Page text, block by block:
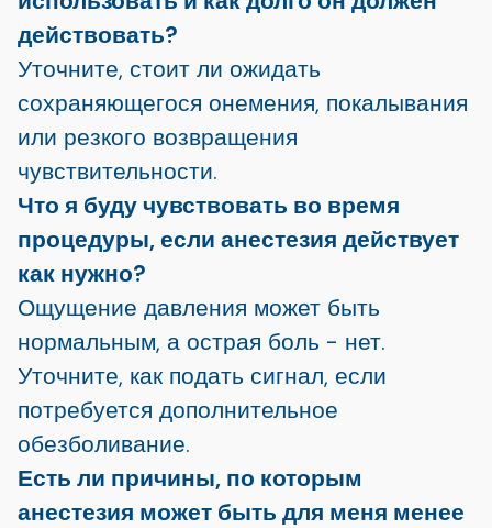
действовать?
Уточните, стоит ли ожидать
сохраняющегося онемения, покалывания
или резкого возвращения
чувствительности.
Что я буду чувствовать во время
процедуры, если анестезия действует
как нужно?
Ощущение давления может быть
нормальным, а острая боль - нет.
Уточните, как подать сигнал, если
потребуется дополнительное
обезболивание.
Есть ли причины, по которым
анестезия может быть для меня менее